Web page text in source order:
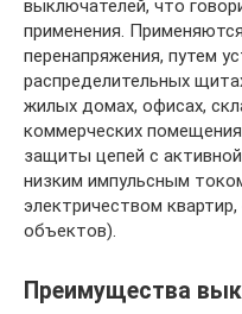
выключателей, что
применения.
перенапряжения, путем
распределительных
жилых домах, офисах,
коммерческих
защиты цепей с
низким импульсным
электричеством
объектов).
Преимущества